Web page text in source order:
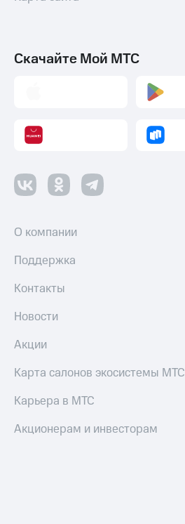
Скачайте Мой МТС
О компании
Поддержка
Контакты
Новости
Акции
Карта салонов экосистемы МТС
Карьера в МТС
Акционерам и инвесторам